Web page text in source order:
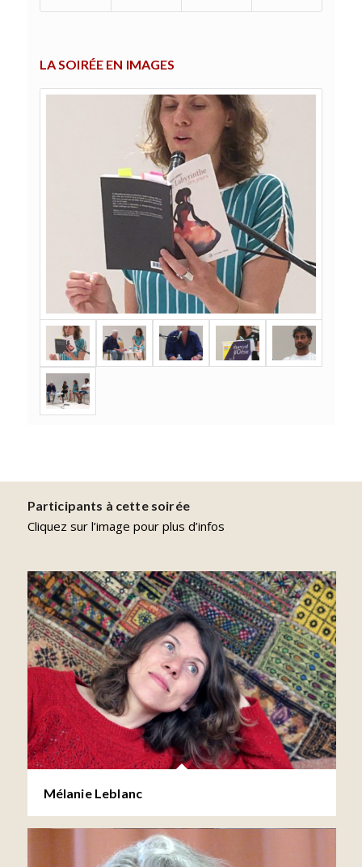
LA SOIRÉE EN IMAGES
Participants à cette soirée
Cliquez sur l’image pour plus d’infos
Mélanie Leblanc